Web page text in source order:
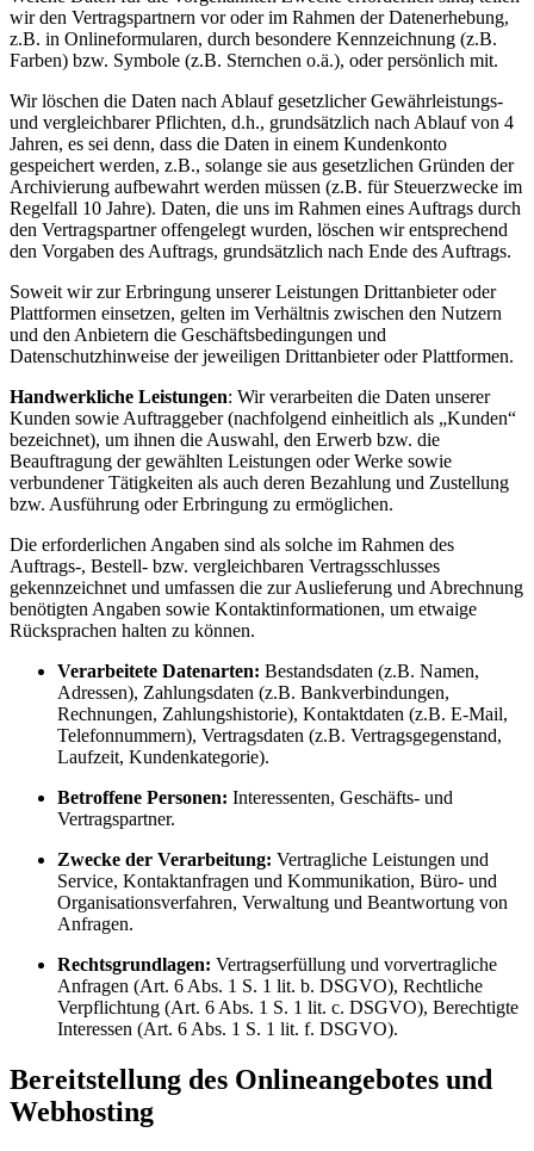
wir den Vertragspartnern vor oder im Rahmen der Datenerhebung,
z.B. in Onlineformularen, durch besondere Kennzeichnung (z.B.
Farben) bzw. Symbole (z.B. Sternchen o.ä.), oder persönlich mit.
Wir löschen die Daten nach Ablauf gesetzlicher Gewährleistungs-
und vergleichbarer Pflichten, d.h., grundsätzlich nach Ablauf von 4
Jahren, es sei denn, dass die Daten in einem Kundenkonto
gespeichert werden, z.B., solange sie aus gesetzlichen Gründen der
Archivierung aufbewahrt werden müssen (z.B. für Steuerzwecke im
Regelfall 10 Jahre). Daten, die uns im Rahmen eines Auftrags durch
den Vertragspartner offengelegt wurden, löschen wir entsprechend
den Vorgaben des Auftrags, grundsätzlich nach Ende des Auftrags.
Soweit wir zur Erbringung unserer Leistungen Drittanbieter oder
Plattformen einsetzen, gelten im Verhältnis zwischen den Nutzern
und den Anbietern die Geschäftsbedingungen und
Datenschutzhinweise der jeweiligen Drittanbieter oder Plattformen.
Handwerkliche Leistungen: Wir verarbeiten die Daten unserer
Kunden sowie Auftraggeber (nachfolgend einheitlich als „Kunden“
bezeichnet), um ihnen die Auswahl, den Erwerb bzw. die
Beauftragung der gewählten Leistungen oder Werke sowie
verbundener Tätigkeiten als auch deren Bezahlung und Zustellung
bzw. Ausführung oder Erbringung zu ermöglichen.
Die erforderlichen Angaben sind als solche im Rahmen des
Auftrags-, Bestell- bzw. vergleichbaren Vertragsschlusses
gekennzeichnet und umfassen die zur Auslieferung und Abrechnung
benötigten Angaben sowie Kontaktinformationen, um etwaige
Rücksprachen halten zu können.
Verarbeitete Datenarten: Bestandsdaten (z.B. Namen,
Adressen), Zahlungsdaten (z.B. Bankverbindungen,
Rechnungen, Zahlungshistorie), Kontaktdaten (z.B. E-Mail,
Telefonnummern), Vertragsdaten (z.B. Vertragsgegenstand,
Laufzeit, Kundenkategorie).
Betroffene Personen: Interessenten, Geschäfts- und
Vertragspartner.
Zwecke der Verarbeitung: Vertragliche Leistungen und
Service, Kontaktanfragen und Kommunikation, Büro- und
Organisationsverfahren, Verwaltung und Beantwortung von
Anfragen.
Rechtsgrundlagen: Vertragserfüllung und vorvertragliche
Anfragen (Art. 6 Abs. 1 S. 1 lit. b. DSGVO), Rechtliche
Verpflichtung (Art. 6 Abs. 1 S. 1 lit. c. DSGVO), Berechtigte
Interessen (Art. 6 Abs. 1 S. 1 lit. f. DSGVO).
Bereitstellung des Onlineangebotes und
Webhosting